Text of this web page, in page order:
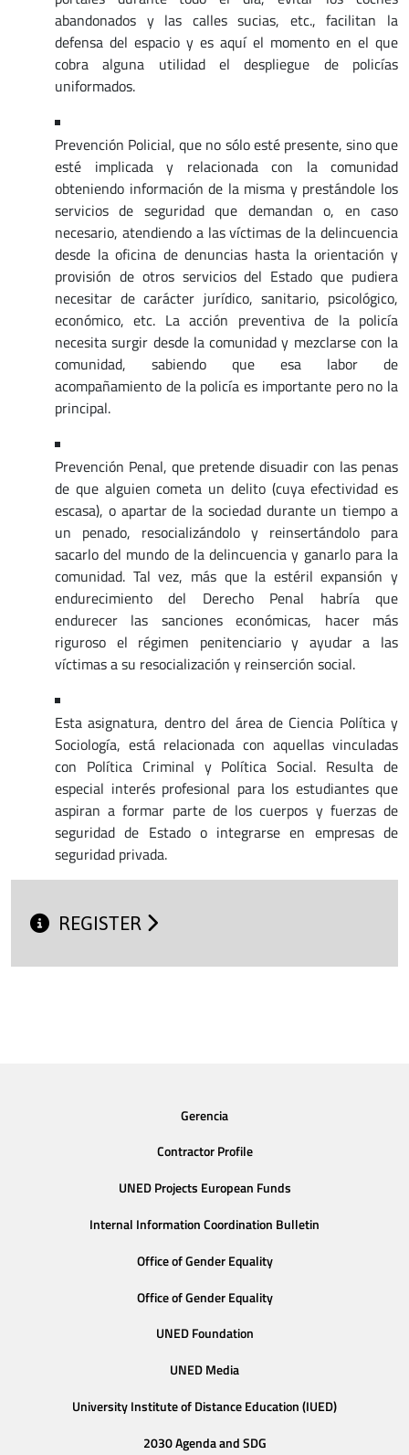
abandonados y las calles sucias, etc., facilitan la
defensa del espacio y es aquí el momento en el que
cobra alguna utilidad el despliegue de policías
uniformados.
Prevención Policial, que no sólo esté presente, sino que
esté implicada y relacionada con la comunidad
obteniendo información de la misma y prestándole los
servicios de seguridad que demandan o, en caso
necesario, atendiendo a las víctimas de la delincuencia
desde la oficina de denuncias hasta la orientación y
provisión de otros servicios del Estado que pudiera
necesitar de carácter jurídico, sanitario, psicológico,
económico, etc. La acción preventiva de la policía
necesita surgir desde la comunidad y mezclarse con la
comunidad, sabiendo que esa labor de
acompañamiento de la policía es importante pero no la
principal.
Prevención Penal, que pretende disuadir con las penas
de que alguien cometa un delito (cuya efectividad es
escasa), o apartar de la sociedad durante un tiempo a
un penado, resocializándolo y reinsertándolo para
sacarlo del mundo de la delincuencia y ganarlo para la
comunidad. Tal vez, más que la estéril expansión y
endurecimiento del Derecho Penal habría que
endurecer las sanciones económicas, hacer más
riguroso el régimen penitenciario y ayudar a las
víctimas a su resocialización y reinserción social.
Esta asignatura, dentro del área de Ciencia Política y
Sociología, está relacionada con aquellas vinculadas
con Política Criminal y Política Social. Resulta de
especial interés profesional para los estudiantes que
aspiran a formar parte de los cuerpos y fuerzas de
seguridad de Estado o integrarse en empresas de
seguridad privada.
REGISTER
Gerencia
Contractor Profile
UNED Projects European Funds
Internal Information Coordination Bulletin
Office of Gender Equality
Office of Gender Equality
UNED Foundation
UNED Media
University Institute of Distance Education (IUED)
2030 Agenda and SDG